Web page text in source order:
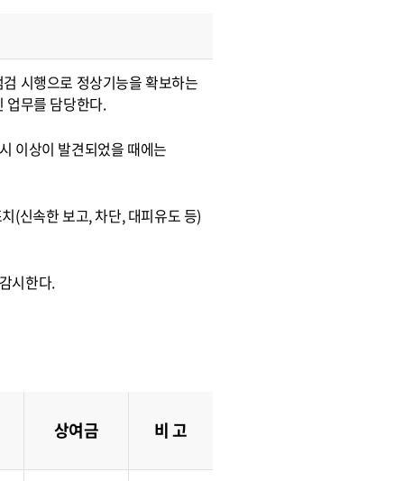
시행으로 정상기능을 확보하는
업무를 담당한다.
이상이 발견되었을 때에는
(신속한 보고, 차단, 대피유도 등)
시한다.
상여금 비 고